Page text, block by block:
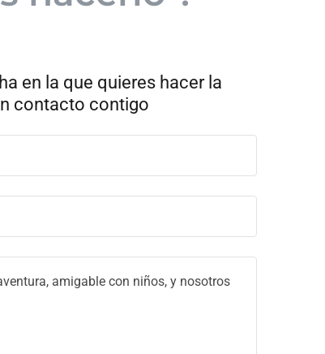
en la que quieres hacer la
contacto contigo